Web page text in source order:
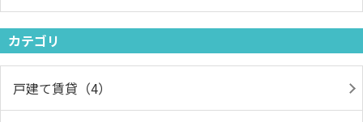
カテゴリ
戸建て賃貸（4）